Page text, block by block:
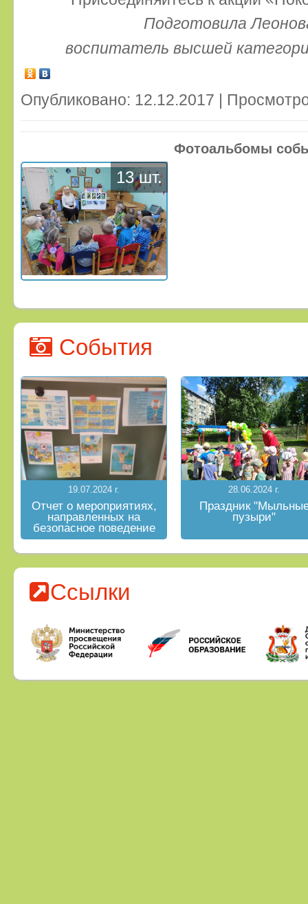
Подготовила
воспитатель высшей
Опубликовано: 12.12.2017 |
Фотоальбомы
13 шт.
События
19.07.2024 г.
Отчет о мероприятиях,
направленных на
безопасное поведение
на водных объектах в
летний период
28.06.2024 г.
Праздник
пузыри"
Ссылки